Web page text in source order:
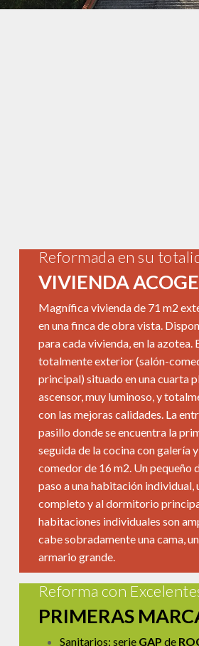
Reformada en su
VIVIENDA
Magnífica vivienda de 71 m2
en una finca de obra vista.
para cada vivienda, en la azotea.
totalmente exterior (salón-
principal) situado en una cuarta
ascensor, muy luminoso, y
con las mejoras calidades. La
pasillo donde se encuentra la
seguida de la cocina con galería
comedor de 16 m2. Un pequeño
paso a una habitación individual,
completo y al dormitorio
habitaciones individuales son
cabe sobradamente una cama,
armario grande.
Reforma con
PRIMERAS
Sanitarios: serie GAP de